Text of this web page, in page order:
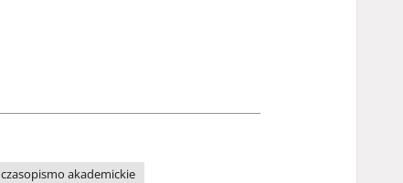
czasopismo akademickie